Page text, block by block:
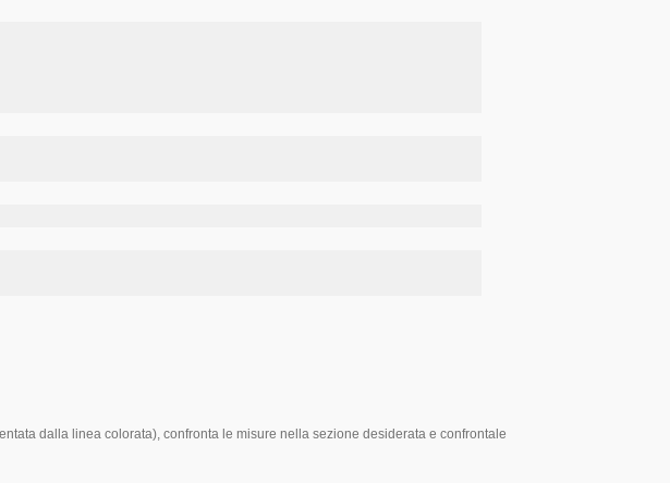
dalla linea colorata), confronta le misure nella sezione desiderata e confrontale